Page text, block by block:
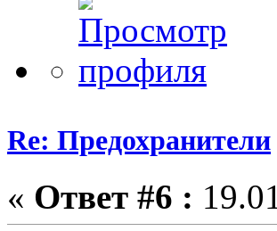
Re: Предохранители
« Ответ #6 :